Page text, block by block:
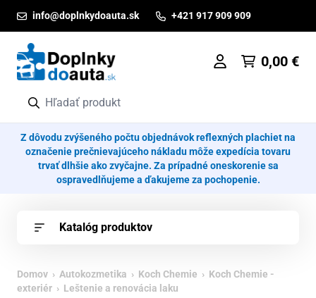
info@doplnkydoauta.sk +421 917 909 909
0,00 €
Z dôvodu zvýšeného počtu objednávok reflexných plachiet na
označenie prečnievajúceho nákladu môže expedícia tovaru
trvať dlhšie ako zvyčajne. Za prípadné oneskorenie sa
ospravedlňujeme a ďakujeme za pochopenie.
Katalóg produktov
Domov › Autokozmetika › Koch Chemie › Koch Chemie -
exteriér › Leštenie a renovácia laku